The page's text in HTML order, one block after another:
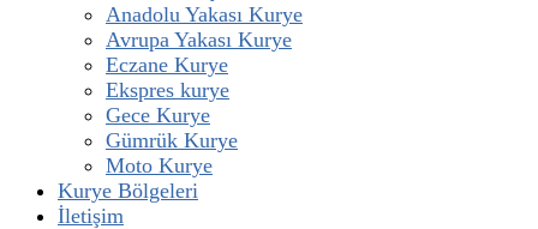
Anadolu Yakası Kurye
Avrupa Yakası Kurye
Eczane Kurye
Ekspres kurye
Gece Kurye
Gümrük Kurye
Moto Kurye
Kurye Bölgeleri
İletişim